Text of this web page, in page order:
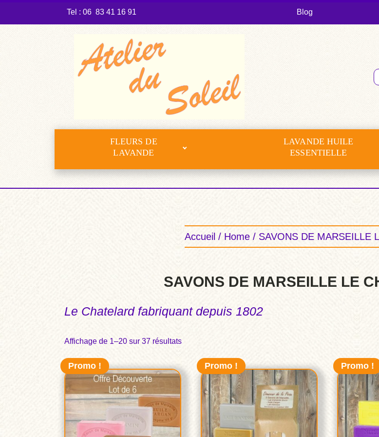
Tel : 06 83 41 16 91 Blog
FLEURS DE
LAVANDE
LAVANDE HUILE
ESSENTIELLE
Accueil / Home / SAVONS DE MARSEILLE
SAVONS DE MARSEILLE LE
Le Chatelard fabriquant depuis 1802
Affichage de 1–20 sur 37 résultats
Promo ! Promo ! Promo !